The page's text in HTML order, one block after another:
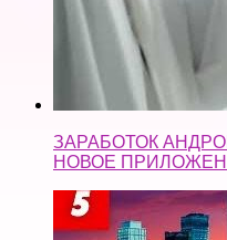
Ремонт телефонов.
BMW. Партнер и